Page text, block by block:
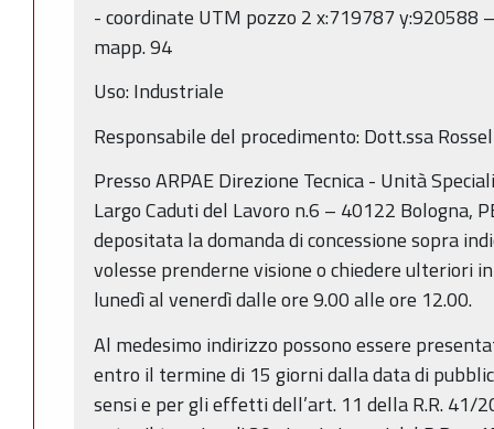
- coordinate UTM pozzo 2 x:719787 y:920588
mapp. 94
Uso: Industriale
Responsabile del procedimento: Dott.ssa
Presso ARPAE Direzione Tecnica - Unità
Largo Caduti del Lavoro n.6 – 40122 Bologna,
depositata la domanda di concessione sopra
volesse prenderne visione o chiedere ulteriori
lunedì al venerdì dalle ore 9.00 alle ore 12.00.
Al medesimo indirizzo possono essere
entro il termine di 15 giorni dalla data di
sensi e per gli effetti dell’art. 11 della R.R. 41/